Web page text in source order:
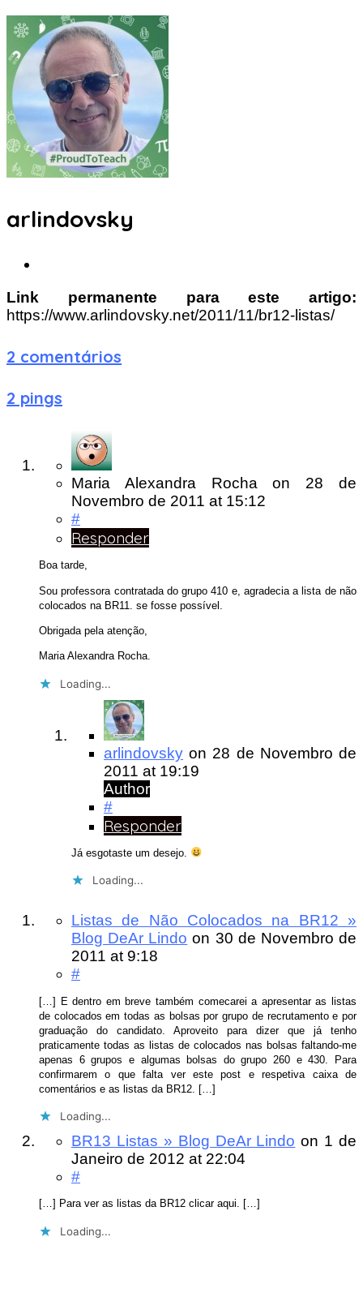
arlindovsky
Link permanente para este artigo:
https://www.arlindovsky.net/2011/11/br12-listas/
2 comentários
2 pings
Maria Alexandra Rocha on 28 de
Novembro de 2011 at 15:12
#
Responder
Boa tarde,
Sou professora contratada do grupo 410 e, agradecia a lista de não
colocados na BR11. se fosse possível.
Obrigada pela atenção,
Maria Alexandra Rocha.
Loading...
arlindovsky on 28 de Novembro de
2011 at 19:19
Author
#
Responder
Já esgotaste um desejo.
Loading...
Listas de Não Colocados na BR12 »
Blog DeAr Lindo on 30 de Novembro de
2011 at 9:18
#
[…] E dentro em breve também comecarei a apresentar as listas
de colocados em todas as bolsas por grupo de recrutamento e por
graduação do candidato. Aproveito para dizer que já tenho
praticamente todas as listas de colocados nas bolsas faltando-me
apenas 6 grupos e algumas bolsas do grupo 260 e 430. Para
confirmarem o que falta ver este post e respetiva caixa de
comentários e as listas da BR12. […]
Loading...
BR13 Listas » Blog DeAr Lindo on 1 de
Janeiro de 2012 at 22:04
#
[…] Para ver as listas da BR12 clicar aqui. […]
Loading...